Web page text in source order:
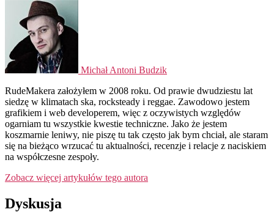
Michał Antoni Budzik
RudeMakera założyłem w 2008 roku. Od prawie dwudziestu lat
siedzę w klimatach ska, rocksteady i reggae. Zawodowo jestem
grafikiem i web developerem, więc z oczywistych względów
ogarniam tu wszystkie kwestie techniczne. Jako że jestem
koszmarnie leniwy, nie piszę tu tak często jak bym chciał, ale staram
się na bieżąco wrzucać tu aktualności, recenzje i relacje z naciskiem
na współczesne zespoły.
Zobacz więcej artykułów tego autora
Dyskusja